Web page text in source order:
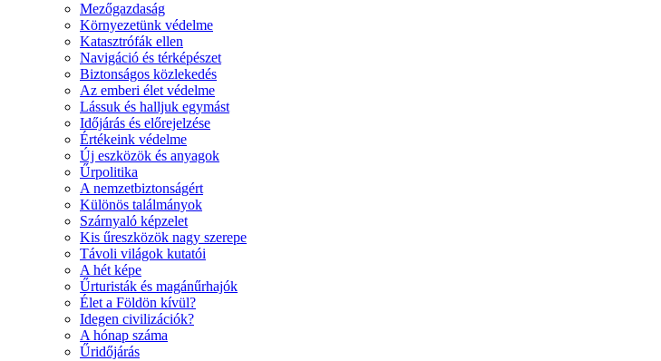
Mezőgazdaság
Környezetünk védelme
Katasztrófák ellen
Navigáció és térképészet
Biztonságos közlekedés
Az emberi élet védelme
Lássuk és halljuk egymást
Időjárás és előrejelzése
Értékeink védelme
Új eszközök és anyagok
Űrpolitika
A nemzetbiztonságért
Különös találmányok
Szárnyaló képzelet
Kis űreszközök nagy szerepe
Távoli világok kutatói
A hét képe
Űrturisták és magánűrhajók
Élet a Földön kívül?
Idegen civilizációk?
A hónap száma
Űridőjárás